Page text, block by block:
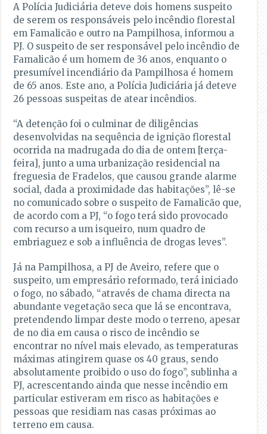
A Polícia Judiciária deteve dois homens suspeito
de serem os responsáveis pelo incêndio florestal
em Famalicão e outro na Pampilhosa, informou a
PJ. O suspeito de ser responsável pelo incêndio de
Famalicão é um homem de 36 anos, enquanto o
presumível incendiário da Pampilhosa é homem
de 65 anos. Este ano, a Polícia Judiciária já deteve
26 pessoas suspeitas de atear incêndios.
“A detenção foi o culminar de diligências
desenvolvidas na sequência de ignição florestal
ocorrida na madrugada do dia de ontem [terça-
feira], junto a uma urbanização residencial na
freguesia de Fradelos, que causou grande alarme
social, dada a proximidade das habitações”, lê-se
no comunicado sobre o suspeito de Famalicão que,
de acordo com a PJ, “o fogo terá sido provocado
com recurso a um isqueiro, num quadro de
embriaguez e sob a influência de drogas leves”.
Já na Pampilhosa, a PJ de Aveiro, refere que o
suspeito, um empresário reformado, terá iniciado
o fogo, no sábado, “através de chama directa na
abundante vegetação seca que lá se encontrava,
pretendendo limpar deste modo o terreno, apesar
de no dia em causa o risco de incêndio se
encontrar no nível mais elevado, as temperaturas
máximas atingirem quase os 40 graus, sendo
absolutamente proibido o uso do fogo”, sublinha a
PJ, acrescentando ainda que nesse incêndio em
particular estiveram em risco as habitações e
pessoas que residiam nas casas próximas ao
terreno em causa.